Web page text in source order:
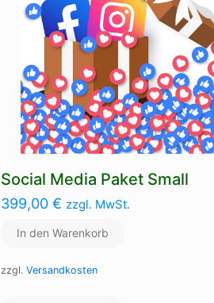
Social Media Paket Small
399,00 € zzgl. MwSt.
In den Warenkorb
zzgl. Versandkosten